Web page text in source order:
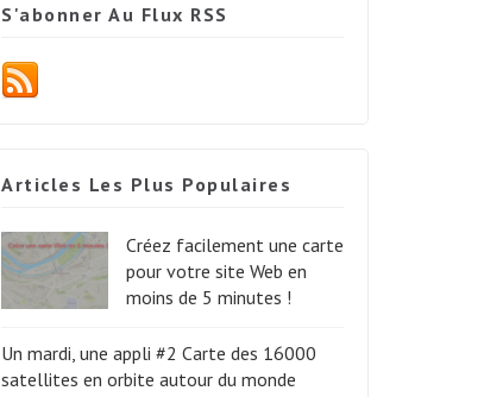
S'abonner Au Flux RSS
Articles Les Plus Populaires
Créez facilement une carte
pour votre site Web en
moins de 5 minutes !
Un mardi, une appli #2 Carte des 16000
satellites en orbite autour du monde